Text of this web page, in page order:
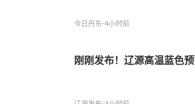
今日丹东-4小时前
刚刚发布！辽源高温蓝色